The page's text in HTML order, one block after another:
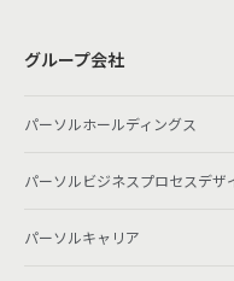
グループ会社
パーソルホールディングス
パーソルビジネスプロセスデザ
パーソルキャリア